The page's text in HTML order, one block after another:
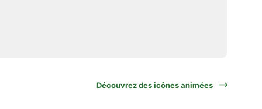
Découvrez des icônes animées